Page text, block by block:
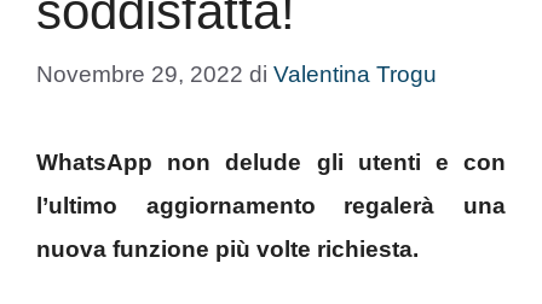
soddisfatta!
Novembre 29, 2022 di Valentina Trogu
WhatsApp non delude gli utenti e con
l’ultimo aggiornamento regalerà una
nuova funzione più volte richiesta.